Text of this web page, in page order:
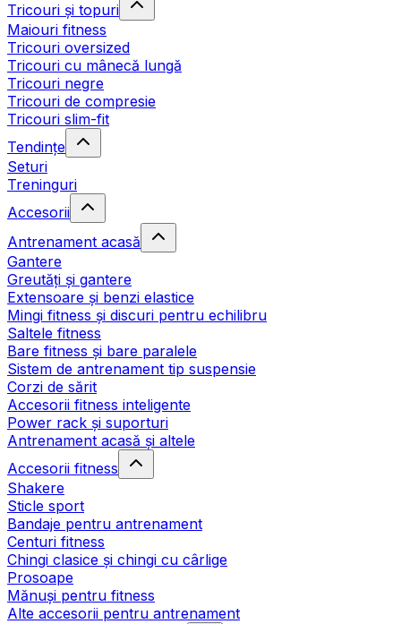
Tricouri și topuri
Maiouri fitness
Tricouri oversized
Tricouri cu mânecă lungă
Tricouri negre
Tricouri de compresie
Tricouri slim-fit
Tendințe
Seturi
Treninguri
Accesorii
Antrenament acasă
Gantere
Greutăți și gantere
Extensoare și benzi elastice
Mingi fitness și discuri pentru echilibru
Saltele fitness
Bare fitness și bare paralele
Sistem de antrenament tip suspensie
Corzi de sărit
Accesorii fitness inteligente
Power rack și suporturi
Antrenament acasă și altele
Accesorii fitness
Shakere
Sticle sport
Bandaje pentru antrenament
Centuri fitness
Chingi clasice și chingi cu cârlige
Prosoape
Mănuși pentru fitness
Alte accesorii pentru antrenament